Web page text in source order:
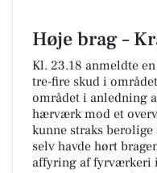
Høje brag –
Kl. 23.18 anmeldte
tre-fire skud i
området i anledning
hærværk mod et
kunne straks
selv havde hørt
affyring af fyrværkeri